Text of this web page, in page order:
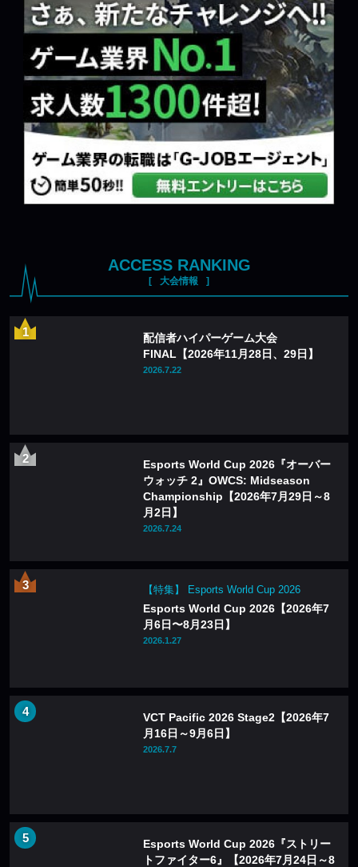
ACCESS RANKING
大会情報
配信者ハイパーゲーム大会
FINAL【2026年11月28日、29日】
2026.7.22
Esports World Cup 2026『オーバー
ウォッチ 2』OWCS: Midseason
Championship【2026年7月29日～8
月2日】
2026.7.24
【特集】 Esports World Cup 2026
Esports World Cup 2026【2026年7
月6日〜8月23日】
2026.1.27
VCT Pacific 2026 Stage2【2026年7
月16日～9月6日】
2026.7.7
Esports World Cup 2026『ストリー
トファイター6』【2026年7月24日～8